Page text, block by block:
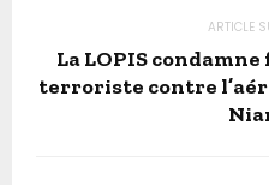
ARTICLE
La LOPIS
terroriste contre